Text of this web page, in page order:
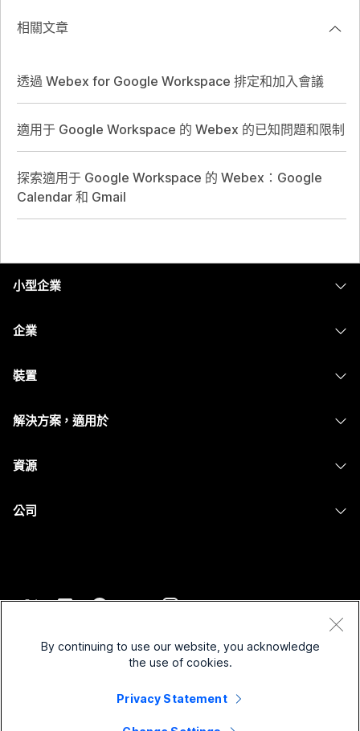
相關文章
透過 Webex for Google Workspace 排定和加入會議
適用于 Google Workspace 的 Webex 的已知問題和限制
探索適用于 Google Workspace 的 Webex：Google
Calendar 和 Gmail
小型企業
企業
安全性
裝置
解決方案，適用於
非營利
啟動
混合式工作
資源
包容性
公司
聯絡銷售人員
Webex 思想領導力
Webex Merch Store
隱私權聲明
By continuing to use our website, you acknowledge
the use of cookies.
Privacy Statement